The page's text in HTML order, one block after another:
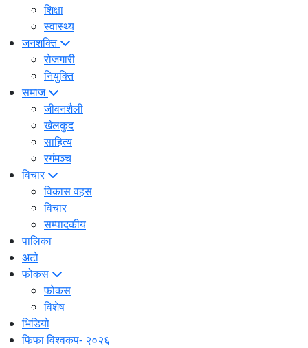
शिक्षा
स्वास्थ्य
जनशक्ति
रोजगारी
नियुक्ति
समाज
जीवनशैली
खेलकुद
साहित्य
रगंमञ्च
विचार
विकास वहस
विचार
सम्पादकीय
पालिका
अटो
फोकस
फोकस
विशेष
भिडियो
फिफा विश्वकप- २०२६